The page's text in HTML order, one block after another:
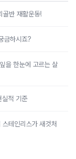
골반 재활운동!
금하시죠?
을 한눈에 고르는 살
적 기준
테인리스가 새것처